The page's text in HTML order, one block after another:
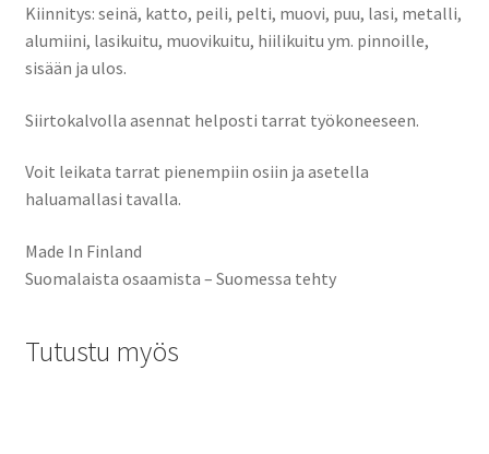
Kiinnitys: seinä, katto, peili, pelti, muovi, puu, lasi, metalli,
alumiini, lasikuitu, muovikuitu, hiilikuitu ym. pinnoille,
sisään ja ulos.
Siirtokalvolla asennat helposti tarrat työkoneeseen.
Voit leikata tarrat pienempiin osiin ja asetella
haluamallasi tavalla.
Made In Finland
Suomalaista osaamista – Suomessa tehty
Tutustu myös